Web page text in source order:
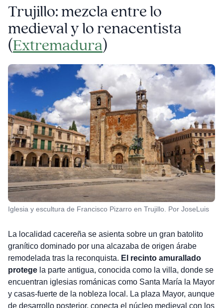
Trujillo: mezcla entre lo
medieval y lo renacentista
(Extremadura)
Iglesia y escultura de Francisco Pizarro en Trujillo. Por JoseLuis
La localidad cacereña se asienta sobre un gran batolito
granítico dominado por una alcazaba de origen árabe
remodelada tras la reconquista. El recinto amurallado
protegela parte antigua, conocida como la villa, donde se
encuentran iglesias románicas como Santa María la Mayor
y casas-fuerte de la nobleza local. La plaza Mayor, aunque
de desarrollo posterior, conecta el núcleo medieval con los